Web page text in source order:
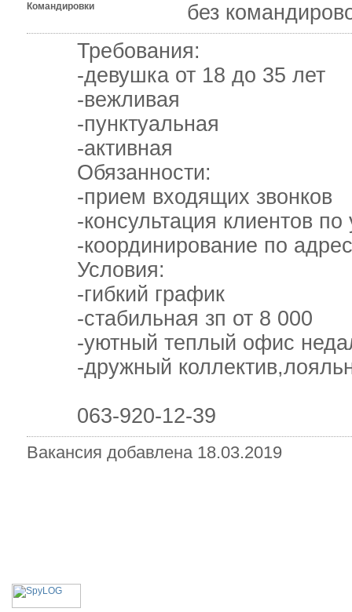
Командировки
без
Требования:
-девушка от 18 до 35 лет
-вежливая
-пунктуальная
-активная
Обязанности:
-прием входящих звонков
-консультация клиентов по
-координирование по
Условия:
-гибкий график
-стабильная зп от 8 000
-уютный теплый офис
-дружный
063-920-12-39
Вакансия добавлена 18.03.2019